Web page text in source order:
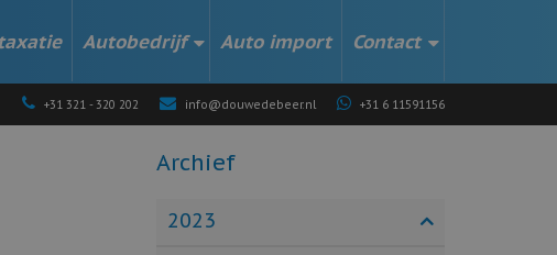
Autobedrijf Auto import Contact
+31 321 - 320 202 info@douwedebeer.nl +31 6 11591156
Archief
2023